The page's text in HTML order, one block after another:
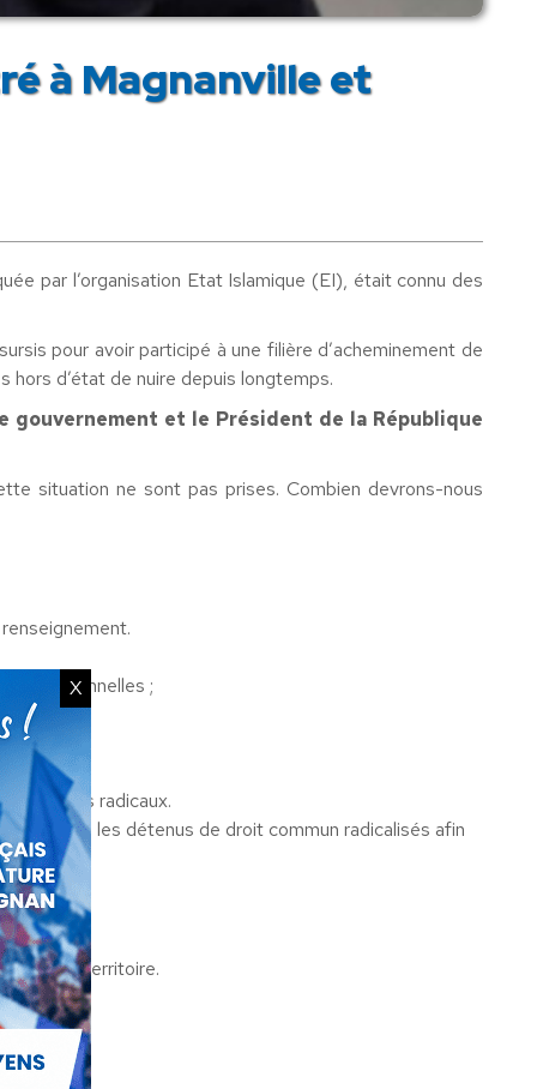
à Magnanville et
par l’organisation Etat Islamique (EI), était connu des
pour avoir participé à une filière d’acheminement de
hors d’état de nuire depuis longtemps.
gouvernement et le Président de la République
situation ne sont pas prises. Combien devrons-nous
opérationnelles ;
étrangers radicaux.
ainsi que les détenus de droit commun radicalisés afin
de notre territoire.
X